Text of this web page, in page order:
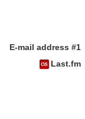
E-mail address #1
Last.fm